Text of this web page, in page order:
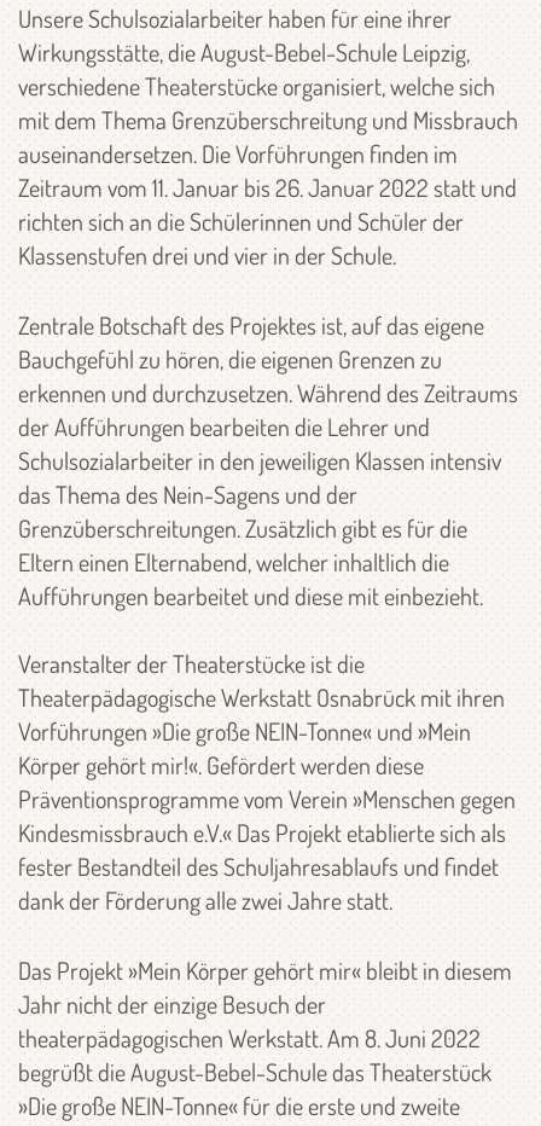
Unsere Schulsozialarbeiter haben für eine ihrer
Wirkungsstätte, die August-Bebel-Schule Leipzig,
verschiedene Theaterstücke organisiert, welche sich
mit dem Thema Grenzüberschreitung und Missbrauch
auseinandersetzen. Die Vorführungen finden im
Zeitraum vom 11. Januar bis 26. Januar 2022 statt und
richten sich an die Schülerinnen und Schüler der
Klassenstufen drei und vier in der Schule.
Zentrale Botschaft des Projektes ist, auf das eigene
Bauchgefühl zu hören, die eigenen Grenzen zu
erkennen und durchzusetzen. Während des Zeitraums
der Aufführungen bearbeiten die Lehrer und
Schulsozialarbeiter in den jeweiligen Klassen intensiv
das Thema des Nein-Sagens und der
Grenzüberschreitungen. Zusätzlich gibt es für die
Eltern einen Elternabend, welcher inhaltlich die
Aufführungen bearbeitet und diese mit einbezieht.
Veranstalter der Theaterstücke ist die
Theaterpädagogische Werkstatt Osnabrück mit ihren
Vorführungen »Die große NEIN-Tonne« und »Mein
Körper gehört mir!«. Gefördert werden diese
Präventionsprogramme vom Verein »Menschen gegen
Kindesmissbrauch e.V.« Das Projekt etablierte sich als
fester Bestandteil des Schuljahresablaufs und findet
dank der Förderung alle zwei Jahre statt.
Das Projekt »Mein Körper gehört mir« bleibt in diesem
Jahr nicht der einzige Besuch der
theaterpädagogischen Werkstatt. Am 8. Juni 2022
begrüßt die August-Bebel-Schule das Theaterstück
»Die große NEIN-Tonne« für die erste und zweite